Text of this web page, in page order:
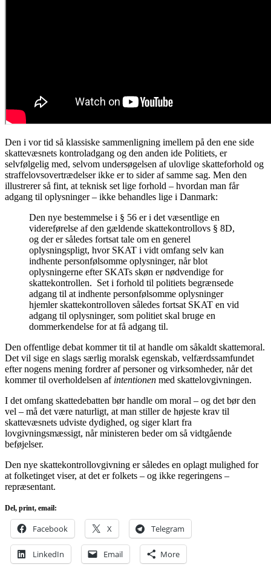
Den i vor tid så klassiske sammenligning imellem på den ene side
skattevæsnets kontroladgang og den anden ide Politiets, er
selvfølgelig med, selvom undersøgelsen af ulovlige skatteforhold og
straffelovsovertrædelser ikke er to sider af samme sag. Men den
illustrerer så fint, at teknisk set lige forhold – hvordan man får
adgang til oplysninger – ikke behandles lige i Danmark:
Den nye bestemmelse i § 56 er i det væsentlige en
videreførelse af den gældende skattekontrollovs § 8D,
og der er således fortsat tale om en generel
oplysningspligt, hvor SKAT i vidt omfang selv kan
indhente personfølsomme oplysninger, når blot
oplysningerne efter SKATs skøn er nødvendige for
skattekontrollen. Set i forhold til politiets begrænsede
adgang til at indhente personfølsomme oplysninger
hjemler skattekontrolloven således fortsat SKAT en vid
adgang til oplysninger, som politiet skal bruge en
dommerkendelse for at få adgang til.
Den offentlige debat kommer tit til at handle om såkaldt skattemoral.
Det vil sige en slags særlig moralsk egenskab, velfærdssamfundet
efter nogens mening fordrer af personer og virksomheder, når det
kommer til overholdelsen af intentionen med skattelovgivningen.
I det omfang skattedebatten bør handle om moral – og det bør den
vel – må det være naturligt, at man stiller de højeste krav til
skattevæsnets udviste dydighed, og siger klart fra
lovgivningsmæssigt, når ministeren beder om så vidtgående
beføjelser.
Den nye skattekontrollovgivning er således en oplagt mulighed for
at folketinget viser, at det er folkets – og ikke regeringens –
repræsentant.
Del, print, email:
Facebook X Telegram
LinkedIn Email More